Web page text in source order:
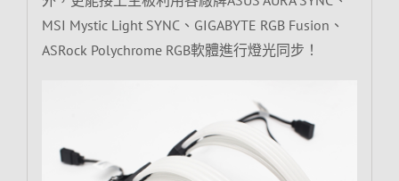
MSI Mystic Light SYNC、GIGABYTE RGB Fusion、
ASRock Polychrome RGB軟體進行燈光同步！